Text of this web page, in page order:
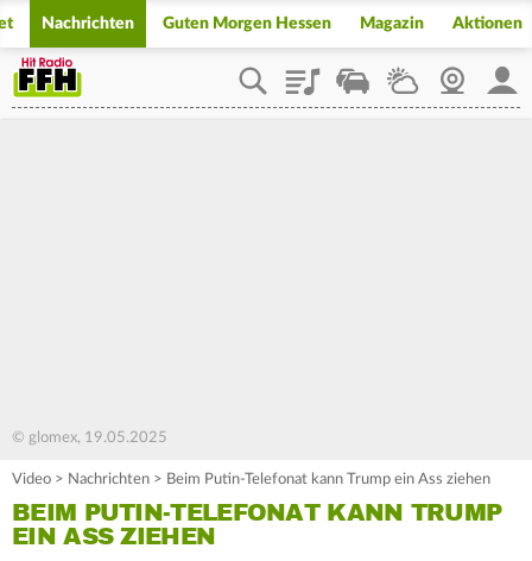
Nachrichten Guten Morgen Hessen Magazin Aktionen
PlaylistStaupilotWetterWebcam
© glomex, 19.05.2025
Video > Nachrichten > Beim Putin-Telefonat kann Trump ein Ass ziehen
BEIM PUTIN-TELEFONAT KANN TRUMP
EIN ASS ZIEHEN